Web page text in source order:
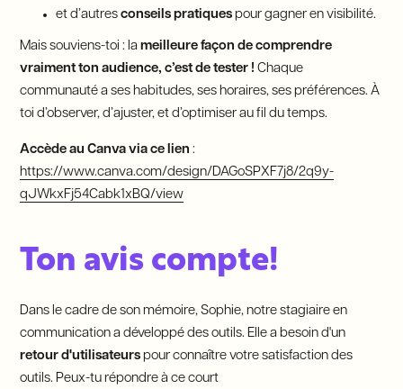
et d’autresconseils pratiques pour gagner en visibilité.
Mais souviens-toi : lameilleure façon de comprendre
vraiment ton audience, c’est de tester ! Chaque
communauté a ses habitudes, ses horaires, ses préférences. À
toi d’observer, d’ajuster, et d’optimiser au fil du temps.
Accède au Canva via ce lien :
https://www.canva.com/design/DAGoSPXF7j8/2q9y-
qJWkxFj54Cabk1xBQ/view
Ton avis compte!
Dans le cadre de son mémoire, Sophie, notre stagiaire en
communication a développé des outils. Elle a besoin d'un
retour d'utilisateurs pour connaître votre satisfaction des
outils. Peux-tu répondre à ce court